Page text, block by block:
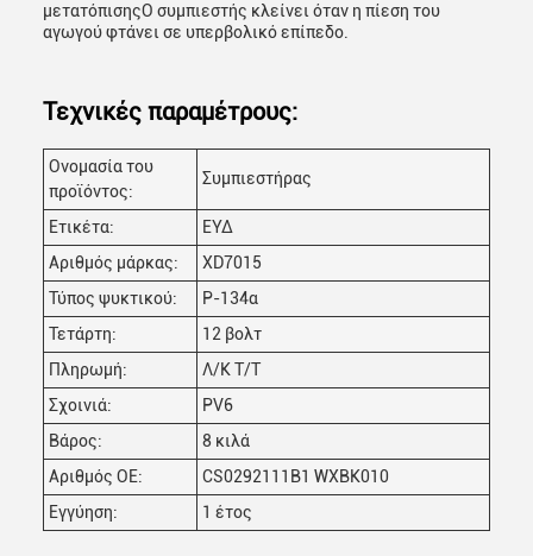
μετατόπισηςΟ συμπιεστής κλείνει όταν η πίεση του
αγωγού φτάνει σε υπερβολικό επίπεδο.
Τεχνικές παραμέτρους:
Ονομασία του
προϊόντος:
Συμπιεστήρας
Ετικέτα:
ΕΥΔ
Αριθμός μάρκας:
XD7015
Τύπος ψυκτικού:
Ρ-134α
Τετάρτη:
12 βολτ
Πληρωμή:
Λ/Κ Τ/Τ
Σχοινιά:
PV6
Βάρος:
8 κιλά
Αριθμός ΟΕ:
CS0292111B1 WXBK010
Εγγύηση:
1 έτος